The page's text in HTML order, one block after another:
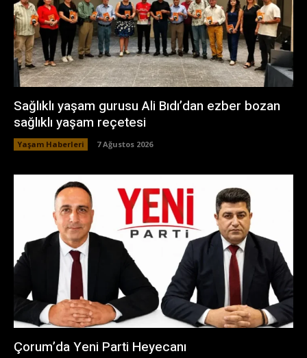
Sağlıklı yaşam gurusu Ali Bıdı’dan ezber bozan
sağlıklı yaşam reçetesi
Yaşam Haberleri 7 Ağustos 2026
Çorum’da Yeni Parti Heyecanı